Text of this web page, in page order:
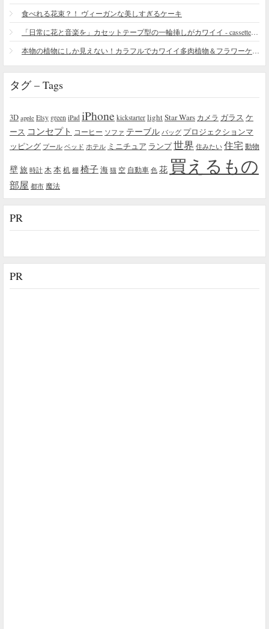
食べれる花束？！ ヴィーガンな美しすぎるケーキ
タグ – Tags
3D apple Etsy green iPad iPhone kickstarter lightStar Wars カメラ ガラス ケ
ース コンセプト コーヒー ソファ テーブル バッグ プロジェクションマ
ッピング プール ベッド ホテル ミニチュア ランプ世界 住みたい 住宅 動物
壁旅 時計 木 本机 棚 椅子海 猫 空 自動車 色 花 買えるもの
部屋 都市 魔法
PR
PR